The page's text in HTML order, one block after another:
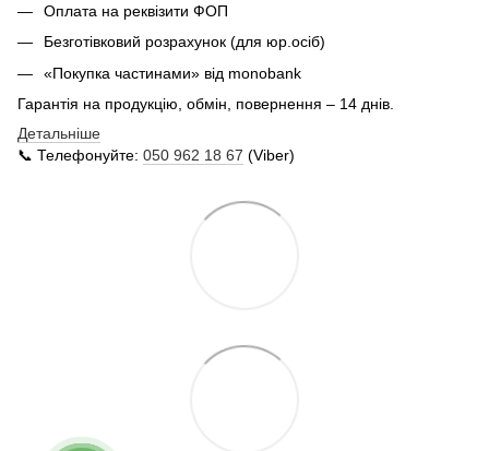
Оплата на реквізити ФОП
Безготівковий розрахунок (для юр.осіб)
«Покупка частинами» від monobank
Гарантія на продукцію, обмін, повернення – 14 днів.
Детальніше
📞 Телефонуйте: 050 962 18 67 (Viber)